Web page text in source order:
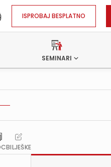
ISPROBAJ BESPLATNO
SEMINARI
BILJEŠKE